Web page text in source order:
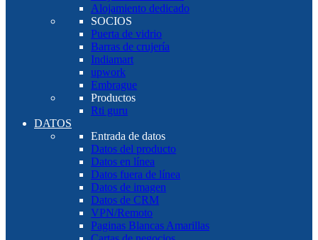
Alojamiento dedicado
SOCIOS
Puerta de vidrio
Barras de crujería
Indiamart
upwork
Embrague
Productos
Rti guru
DATOS
Entrada de datos
Datos del producto
Datos en línea
Datos fuera de línea
Datos de imagen
Datos de CRM
VPN/Remoto
Paginas Blancas Amarillas